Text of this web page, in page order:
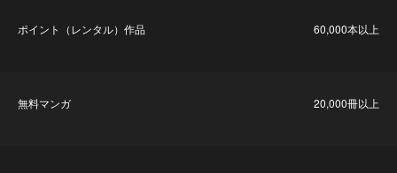
ポイント（レンタル）作品 60,000本以上
無料マンガ 20,000冊以上